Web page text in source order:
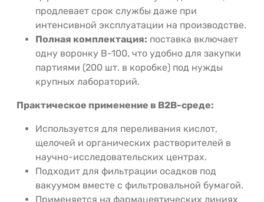
продлевает срок службы даже при
интенсивной эксплуатации на производстве.
Полная комплектация: поставка включает
одну воронку В-100, что удобно для закупки
партиями (200 шт. в коробке) под нужды
крупных лабораторий.
Практическое применение в B2B-среде:
Используется для переливания кислот,
щелочей и органических растворителей в
научно-исследовательских центрах.
Подходит для фильтрации осадков под
вакуумом вместе с фильтровальной бумагой.
Применяется на фармацевтических линиях